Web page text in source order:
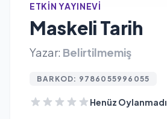
ETKIN YAYINEVI
Maskeli Tarih
Yazar: Belirtilmemiş
BARKOD: 9786055996055
Henüz Oylanmadı